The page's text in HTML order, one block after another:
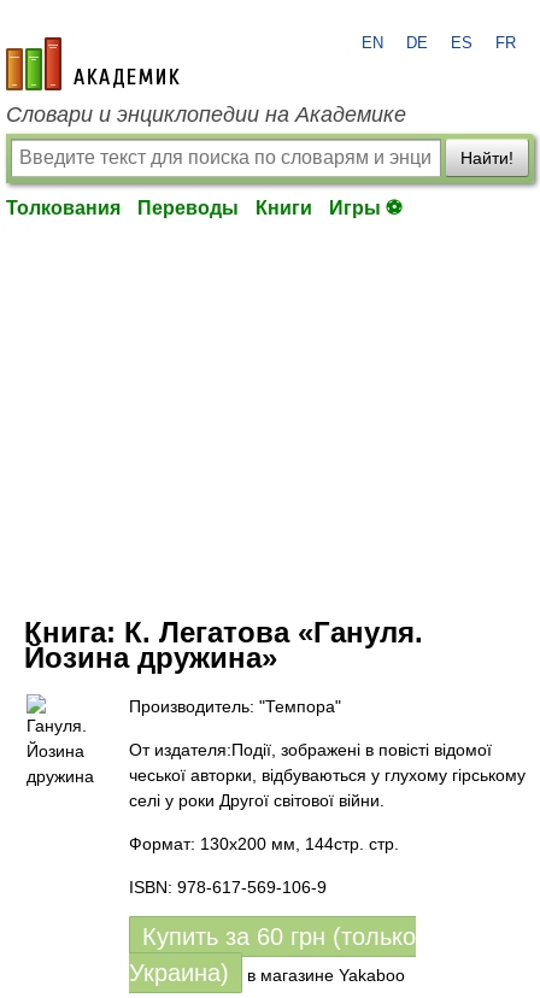
academic.ru
EN DE ES FR
Словари и энциклопедии на Академике
Найти!
Толкования Переводы Книги Игры ⚽
Книга: К. Легатова «Гануля.
Йозина дружина»
Производитель: "Темпора"
От издателя:Події, зображені в повісті відомої
чеської авторки, відбуваються у глухому гірському
селі у роки Другої світової війни.
Формат: 130х200 мм, 144стр. стр.
ISBN: 978-617-569-106-9
Купить за 60 грн (только
Украина)
в магазине Yakaboo